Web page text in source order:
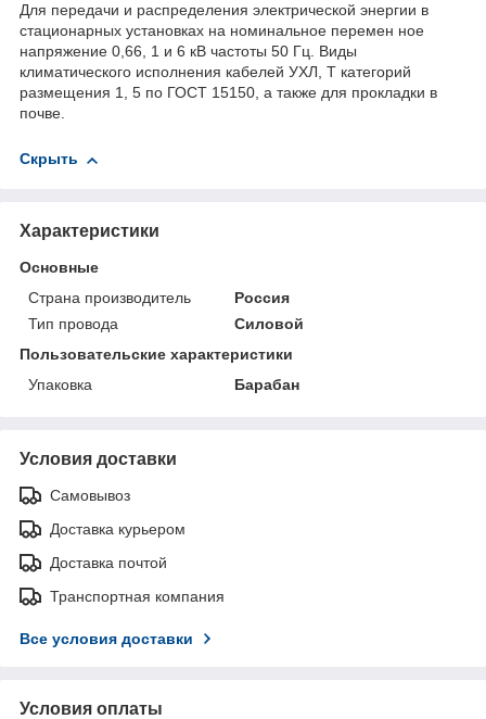
Для передачи и распределения электрической энергии в
стационарных установках на номинальное перемен ное
напряжение 0,66, 1 и 6 кВ частоты 50 Гц. Виды
климатического исполнения кабелей УХЛ, Т категорий
размещения 1, 5 по ГОСТ 15150, а также для прокладки в
почве.
Скрыть
Характеристики
Основные
Страна производитель
Россия
Тип провода
Силовой
Пользовательские характеристики
Упаковка
Барабан
Условия доставки
Самовывоз
Доставка курьером
Доставка почтой
Транспортная компания
Все условия доставки
Условия оплаты